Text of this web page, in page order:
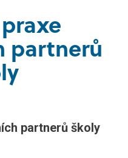
techniky
dopravy
vozidel
partnerů
partnerů školy